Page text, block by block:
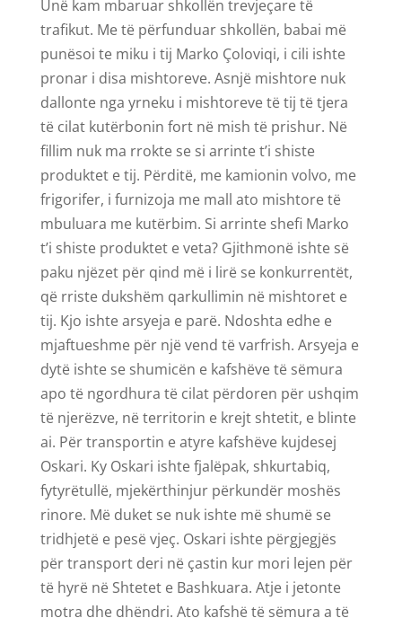
Unë kam mbaruar shkollën trevjeçare të
trafikut. Me të përfunduar shkollën, babai më
punësoi te miku i tij Marko Çoloviqi, i cili ishte
pronar i disa mishtoreve. Asnjë mishtore nuk
dallonte nga yrneku i mishtoreve të tij të tjera
të cilat kutërbonin fort në mish të prishur. Në
fillim nuk ma rrokte se si arrinte t’i shiste
produktet e tij. Përditë, me kamionin volvo, me
frigorifer, i furnizoja me mall ato mishtore të
mbuluara me kutërbim. Si arrinte shefi Marko
t’i shiste produktet e veta? Gjithmonë ishte së
paku njëzet për qind më i lirë se konkurrentët,
që rriste dukshëm qarkullimin në mishtoret e
tij. Kjo ishte arsyeja e parë. Ndoshta edhe e
mjaftueshme për një vend të varfrish. Arsyeja e
dytë ishte se shumicën e kafshëve të sëmura
apo të ngordhura të cilat përdoren për ushqim
të njerëzve, në territorin e krejt shtetit, e blinte
ai. Për transportin e atyre kafshëve kujdesej
Oskari. Ky Oskari ishte fjalëpak, shkurtabiq,
fytyrëtullë, mjekërthinjur përkundër moshës
rinore. Më duket se nuk ishte më shumë se
tridhjetë e pesë vjeç. Oskari ishte përgjegjës
për transport deri në çastin kur mori lejen për
të hyrë në Shtetet e Bashkuara. Atje i jetonte
motra dhe dhëndri. Ato kafshë të sëmura a të